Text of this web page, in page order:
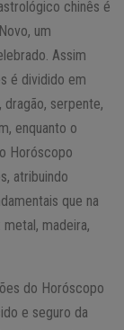
chinês é
um
Assim
é dividido em
serpente,
enquanto o
Horóscopo
atribuindo
que na
madeira,
do Horóscopo
e seguro da